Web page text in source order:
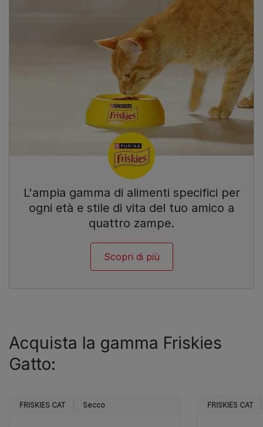
L'ampia gamma di alimenti specifici per
ogni età e stile di vita del tuo amico a
quattro zampe.
Scopri di più
Acquista la gamma Friskies
Gatto:
FRISKIES CAT Secco FRISKIES CAT